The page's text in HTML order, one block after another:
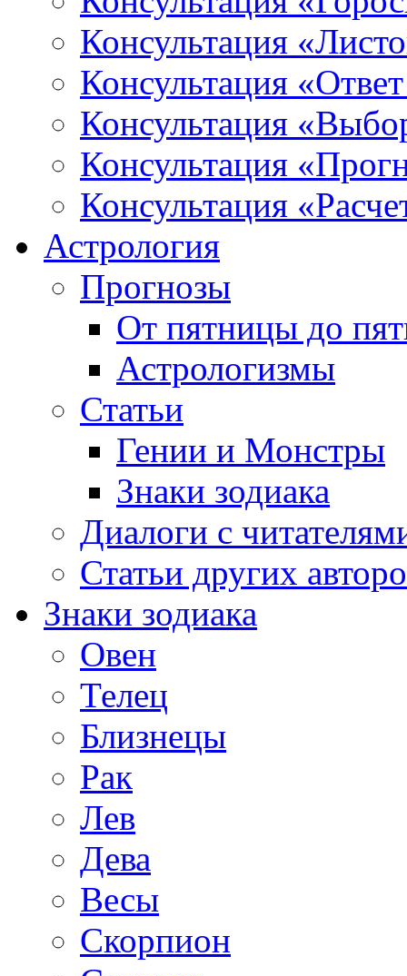
Консультация
Консультация
Консультация
Консультация
Консультация
Астрология
Прогнозы
От пятницы до
Астрологизмы
Статьи
Гении и Монстры
Знаки зодиака
Диалоги с
Статьи других
Знаки зодиака
Овен
Телец
Близнецы
Рак
Лев
Дева
Весы
Скорпион